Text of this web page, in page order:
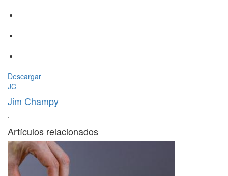
Descargar
JC
Jim Champy
·
Artículos relacionados